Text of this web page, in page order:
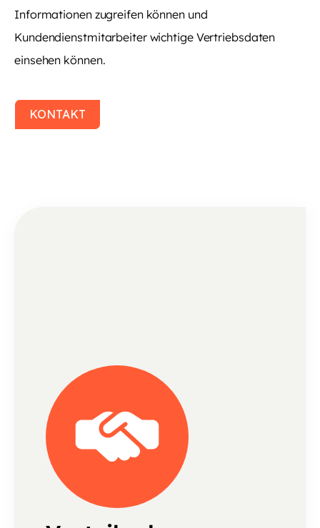
Informationen zugreifen können und
Kundendienstmitarbeiter wichtige Vertriebsdaten
einsehen können.
KONTAKT